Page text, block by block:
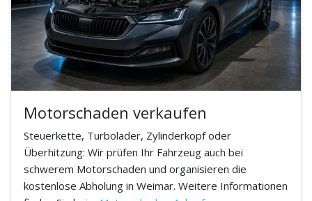
Motorschaden verkaufen
Steuerkette, Turbolader, Zylinderkopf oder
Überhitzung: Wir prüfen Ihr Fahrzeug auch bei
schwerem Motorschaden und organisieren die
kostenlose Abholung in Weimar. Weitere Informationen